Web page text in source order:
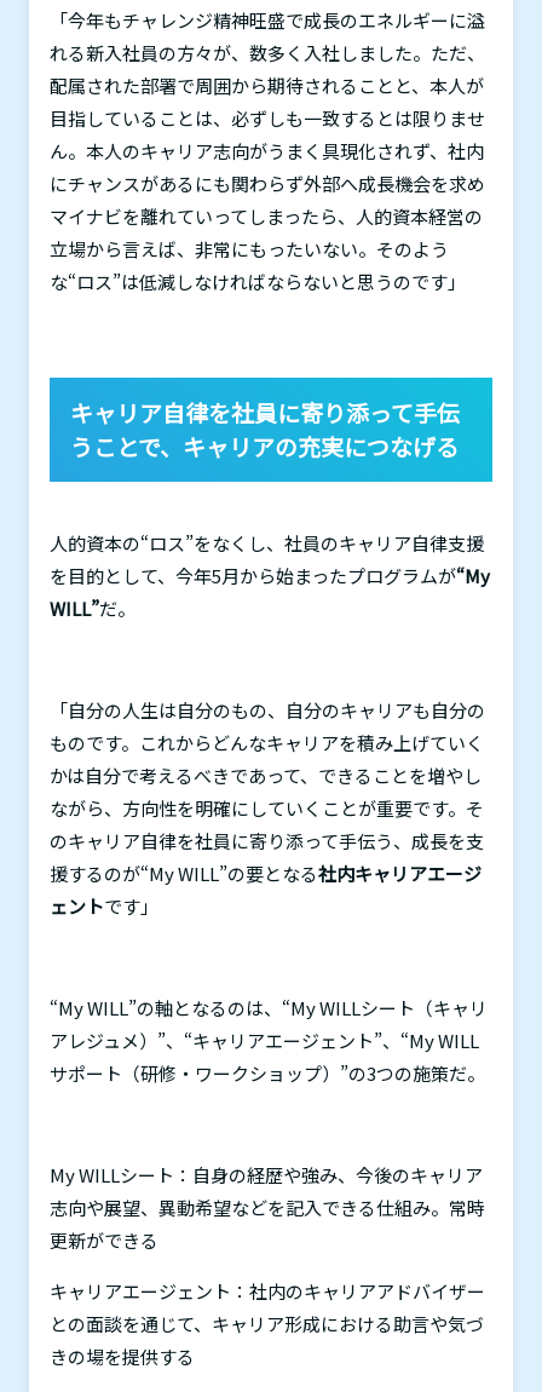
「今年もチャレンジ精神旺盛で成長のエネルギーに溢
れる新入社員の方々が、数多く入社しました。ただ、
配属された部署で周囲から期待されることと、本人が
目指していることは、必ずしも一致するとは限りませ
ん。本人のキャリア志向がうまく具現化されず、社内
にチャンスがあるにも関わらず外部へ成長機会を求め
マイナビを離れていってしまったら、人的資本経営の
立場から言えば、非常にもったいない。そのよう
な“ロス”は低減しなければならないと思うのです」
キャリア自律を社員に寄り添って手伝
うことで、キャリアの充実につなげる
人的資本の“ロス”をなくし、社員のキャリア自律支援
を目的として、今年5月から始まったプログラムが“My
WILL”だ。
「自分の人生は自分のもの、自分のキャリアも自分の
ものです。これからどんなキャリアを積み上げていく
かは自分で考えるべきであって、できることを増やし
ながら、方向性を明確にしていくことが重要です。そ
のキャリア自律を社員に寄り添って手伝う、成長を支
援するのが“My WILL”の要となる社内キャリアエージ
ェントです」
“My WILL”の軸となるのは、“My WILLシート（キャリ
アレジュメ）”、“キャリアエージェント”、“My WILL
サポート（研修・ワークショップ）”の3つの施策だ。
My WILLシート：自身の経歴や強み、今後のキャリア
志向や展望、異動希望などを記入できる仕組み。常時
更新ができる
キャリアエージェント：社内のキャリアアドバイザー
との面談を通じて、キャリア形成における助言や気づ
きの場を提供する